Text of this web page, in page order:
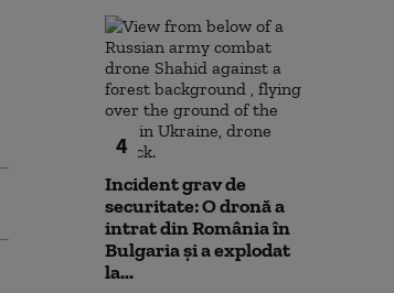
4
Incident grav de
securitate: O dronă a
intrat din România în
Bulgaria şi a explodat
la...